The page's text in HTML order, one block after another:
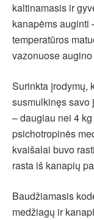
kaltinamasis ir
kanapėms auginti
temperatūros
vazonuose
Surinkta įrodymų,
susmulkinęs savo
– daugiau nei 4
psichotropinės
kvaišalai buvo
rasta iš kanapių
Baudžiamasis
medžiagų ir